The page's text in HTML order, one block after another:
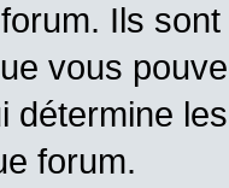
Ils
vous
détermine
forum.